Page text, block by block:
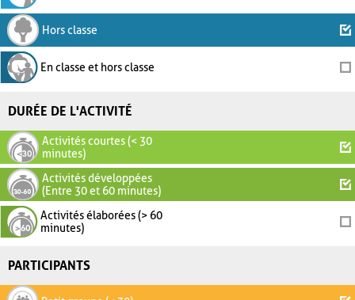
Hors classe
En classe et hors classe
DURÉE DE L'ACTIVITÉ
Activités courtes (< 30
minutes)
Activités développées
(Entre 30 et 60 minutes)
Activités élaborées (> 60
minutes)
PARTICIPANTS